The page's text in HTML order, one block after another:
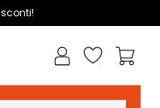
sconti!
Lista dei